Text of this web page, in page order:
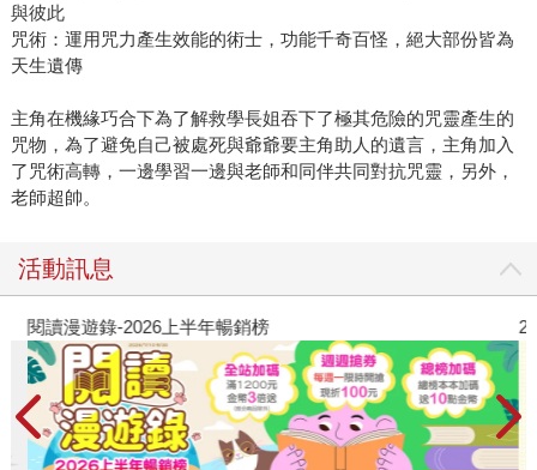
與彼此
咒術：運用咒力產生效能的術士，功能千奇百怪，絕大部份皆為
天生遺傳
主角在機緣巧合下為了解救學長姐吞下了極其危險的咒靈產生的
咒物，為了避免自己被處死與爺爺要主角助人的遺言，主角加入
了咒術高轉，一邊學習一邊與老師和同伴共同對抗咒靈，另外，
老師超帥。
活動訊息
閱讀漫遊錄-2026上半年暢銷榜